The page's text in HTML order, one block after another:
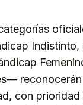
Indistinto,
con prioridad